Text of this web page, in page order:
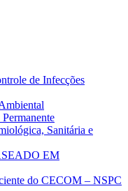
de Infecções
Sanitária e
EM
do CECOM – NSPC